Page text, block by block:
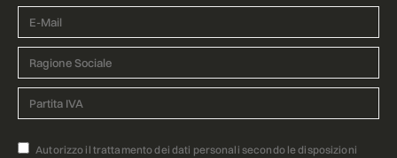
Autorizzo il trattamento dei dati personali secondo le disposizioni